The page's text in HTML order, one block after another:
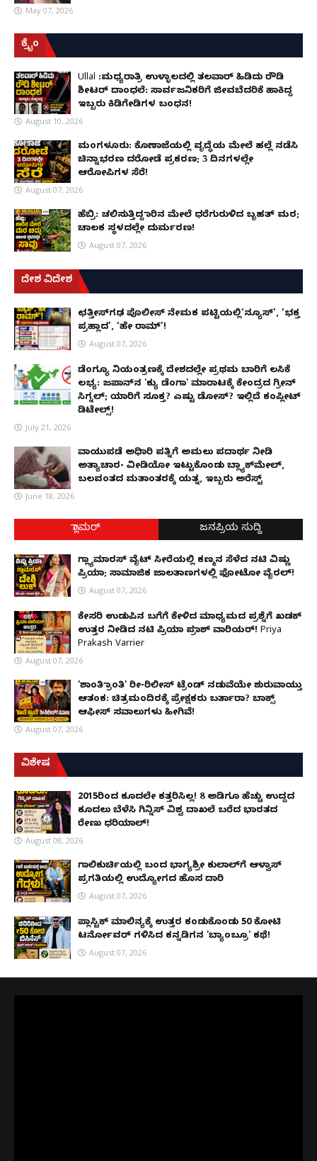
May 07, 2026
ಕ್ರೈಂ
Ullal :ಮಧ್ಯರಾತ್ರಿ ಉಳ್ಳಾಲದಲ್ಲಿ ತಲವಾರ್ ಹಿಡಿದು ರೌಡಿ
ಶೀಟರ್ ದಾಂಧಲೆ: ಸಾರ್ವಜನಿಕರಿಗೆ ಜೀವಬೆದರಿಕೆ ಹಾಕಿದ್ದ
ಇಬ್ಬರು ಕಿಡಿಗೇಡಿಗಳ ಬಂಧನ!
August 10, 2026
ಮಂಗಳೂರು: ಕೊಣಾಜೆಯಲ್ಲಿ ವೃದ್ಧೆಯ ಮೇಲೆ ಹಲ್ಲೆ ನಡೆಸಿ
ಚಿನ್ನಾಭರಣ ದರೋಡೆ ಪ್ರಕರಣ; 3 ದಿನಗಳಲ್ಲೇ
ಆರೋಪಿಗಳ ಸೆರೆ!
August 07, 2026
ಹೆಬ್ರಿ: ಚಲಿಸುತ್ತಿದ್ದ ಕಾರಿನ ಮೇಲೆ ಧರೆಗುರುಳಿದ ಬೃಹತ್ ಮರ;
ಚಾಲಕ ಸ್ಥಳದಲ್ಲೇ ದುರ್ಮರಣ!
August 07, 2026
ದೇಶ ವಿದೇಶ
ಛತ್ತೀಸ್‌ಗಢ ಪೊಲೀಸ್ ನೇಮಕ ಪಟ್ಟಿಯಲ್ಲಿ‘ನ್ಯೂಸ್’, ‘ಭಕ್ತ
ಪ್ರಹ್ಲಾದ’, ‘ಹೇ ರಾಮ್’!
August 07, 2026
ಡೆಂಗ್ಯೂ ನಿಯಂತ್ರಣಕ್ಕೆ ದೇಶದಲ್ಲೇ ಪ್ರಥಮ ಬಾರಿಗೆ ಲಸಿಕೆ
ಲಭ್ಯ: ಜಪಾನ್‌ನ 'ಕ್ಯು ಡೆಂಗಾ' ಮಾರಾಟಕ್ಕೆ ಕೇಂದ್ರದ ಗ್ರೀನ್
ಸಿಗ್ನಲ್; ಯಾರಿಗೆ ಸೂಕ್ತ? ಎಷ್ಟು ಡೋಸ್? ಇಲ್ಲಿದೆ ಕಂಪ್ಲೀಟ್
ಡಿಟೇಲ್ಸ್!
July 21, 2026
ವಾಯುಪಡೆ ಅಧಿಕಾರಿ ಪತ್ನಿಗೆ ಅಮಲು ಪದಾರ್ಥ ನೀಡಿ
ಅತ್ಯಾಚಾರ- ವೀಡಿಯೋ ಇಟ್ಟುಕೊಂಡು ಬ್ಲ್ಯಾಕ್‌ಮೇಲ್,
ಬಲವಂತದ ಮತಾಂತರಕ್ಕೆ ಯತ್ನ, ಇಬ್ಬರು ಅರೆಸ್ಟ್
June 18, 2026
ಗ್ಲಾಮರ್ ಜನಪ್ರಿಯ ಸುದ್ದಿ
ಗ್ಲ್ಯಾಮಾರಸ್ ವೈಟ್‌ ಸೀರೆಯಲ್ಲಿ ಕಣ್ಮನ ಸೆಳೆದ ನಟಿ ವಿಷ್ಣು
ಪ್ರಿಯಾ; ಸಾಮಾಜಿಕ ಜಾಲತಾಣಗಳಲ್ಲಿ ಫೋಟೋ ವೈರಲ್!
August 07, 2026
ಕೇಸರಿ ಉಡುಪಿನ ಬಗೆಗೆ ಕೇಳಿದ ಮಾಧ್ಯಮದ ಪ್ರಶ್ನೆಗೆ ಖಡಕ್
ಉತ್ತರ ನೀಡಿದ ನಟಿ ಪ್ರಿಯಾ ಪ್ರಕಾಶ್ ವಾರಿಯರ್! Priya
Prakash Varrier
August 07, 2026
'ಶಾಂತಿ ಕ್ರಾಂತಿ' ರೀ-ರಿಲೀಸ್ ಟ್ರೆಂಡ್ ನಡುವೆಯೇ ಶುರುವಾಯ್ತು
ಆತಂಕ: ಚಿತ್ರಮಂದಿರಕ್ಕೆ ಪ್ರೇಕ್ಷಕರು ಬರ್ತಾರಾ? ಬಾಕ್ಸ್
ಆಫೀಸ್ ಸವಾಲುಗಳು ಹೀಗಿವೆ!
August 07, 2026
ವಿಶೇಷ
2015ರಿಂದ ಕೂದಲೇ ಕತ್ತರಿಸಿಲ್ಲ! 8 ಅಡಿಗೂ ಹೆಚ್ಚು ಉದ್ದದ
ಕೂದಲು ಬೆಳೆಸಿ ಗಿನ್ನಿಸ್ ವಿಶ್ವ ದಾಖಲೆ ಬರೆದ ಭಾರತದ
ರೇಣು ಧರಿಯಾಲ್!
August 08, 2026
ಗಾಲಿಕುರ್ಚಿಯಲ್ಲಿ ಬಂದ ಭಾಗ್ಯಶ್ರೀ ಕುಲಾಲ್‌ಗೆ ಆಳ್ವಾಸ್
ಪ್ರಗತಿಯಲ್ಲಿ ಉದ್ಯೋಗದ ಹೊಸ ದಾರಿ
August 07, 2026
ಪ್ಲಾಸ್ಟಿಕ್ ಮಾಲಿನ್ಯಕ್ಕೆ ಉತ್ತರ ಕಂಡುಕೊಂಡು ₹50 ಕೋಟಿ
ಟರ್ನೋವರ್ ಗಳಿಸಿದ ಕನ್ನಡಿಗನ 'ಬ್ಯಾಂಬ್ರೂ' ಕಥೆ!
August 07, 2026